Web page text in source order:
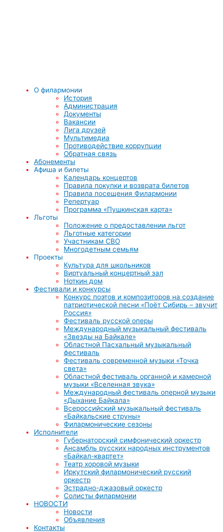
О филармонии
История
Администрация
Документы
Вакансии
Лига друзей
Мультимедиа
Противодействие коррупции
Обратная связь
Абонементы
Афиша и билеты
Календарь концертов
Правила покупки и возврата билетов
Правила посещения Филармонии
Репертуар
Программа «Пушкинская карта»
Льготы
Положение о предоставлении льгот
Льготные категории
Участникам СВО
Многодетным семьям
Проекты
Культура для школьников
Виртуальный концертный зал
Ноткин дом
Фестивали и конкурсы
Конкурс поэтов и композиторов на создание
патриотической песни «Поёт Сибирь – звучит
Россия»
Фестиваль русской оперы
Международный музыкальный фестиваль
«Звезды на Байкале»
Областной Пасхальный музыкальный
фестиваль
Фестиваль современной музыки «Точка
света»
Областной фестиваль органной и камерной
музыки «Вселенная звука»
Международный фестиваль оперной музыки
«Дыхание Байкала»
Всероссийский музыкальный фестиваль
«Байкальские струны»
Филармонические сезоны
Исполнители
Губернаторский симфонический оркестр
Ансамбль русских народных инструментов
«Байкал-квартет»
Театр хоровой музыки
Иркутский филармонический русский
оркестр
Эстрадно-джазовый оркестр
Солисты филармонии
НОВОСТИ
Новости
Объявления
Контакты